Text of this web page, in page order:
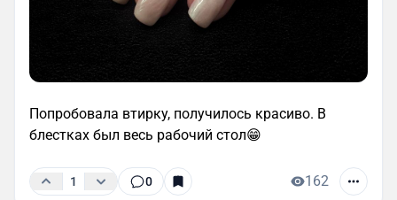
Попробовала втирку, получилось красиво. В
блестках был весь рабочий стол😁
1 0 162